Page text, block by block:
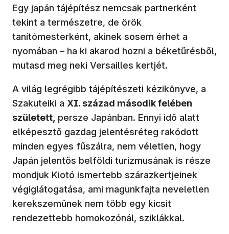
Egy japán tájépítész nemcsak partnerként
tekint a természetre, de örök
tanítómesterként, akinek sosem érhet a
nyomában – ha ki akarod hozni a béketűrésből,
mutasd meg neki Versailles kertjét.
A világ legrégibb tájépítészeti kézikönyve, a
Szakuteiki a XI. század második felében
született, persze Japánban. Ennyi idő alatt
elképesztő gazdag jelentésréteg rakódott
minden egyes fűszálra, nem véletlen, hogy
Japán jelentős belföldi turizmusának is része
mondjuk Kiotó ismertebb szárazkertjeinek
végiglátogatása, ami magunkfajta neveletlen
kerekszeműnek nem több egy kicsit
rendezettebb homokozónál, sziklákkal.